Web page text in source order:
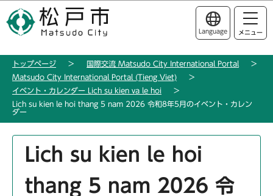
の
ー
このページの本文へ移動
Language メニュー
トップページ
国際交流 Matsudo City International Portal
Matsudo City International Portal (Tieng Viet)
イベント・カレンダー Lich su kien va le hoi
Lich su kien le hoi thang 5 nam 2026 令和8年5月のイベント・カレン
ダー
Lich su kien le hoi
thang 5 nam 2026 令